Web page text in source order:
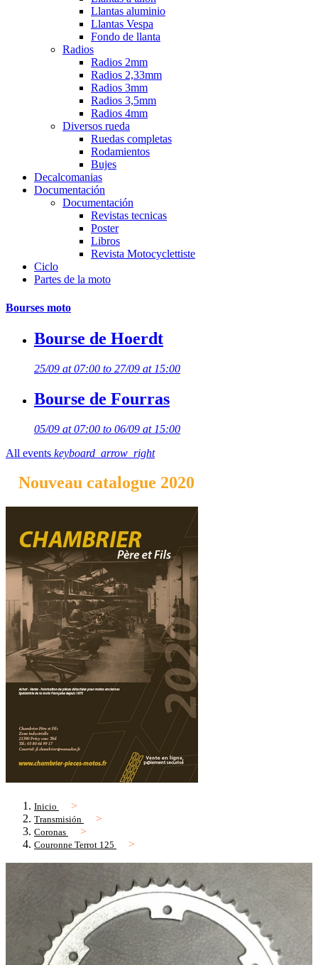
Llantas aluminio
Llantas Vespa
Fondo de llanta
Radios
Radios 2mm
Radios 2,33mm
Radios 3mm
Radios 3,5mm
Radios 4mm
Diversos rueda
Ruedas completas
Rodamientos
Bujes
Decalcomanias
Documentación
Documentación
Revistas tecnicas
Poster
Libros
Revista Motocyclettiste
Ciclo
Partes de la moto
Bourses moto
Bourse de Hoerdt
25/09 at 07:00 to 27/09 at 15:00
Bourse de Fourras
05/09 at 07:00 to 06/09 at 15:00
All events keyboard_arrow_right
Nouveau catalogue 2020
Inicio
Transmisión
Coronas
Couronne Terrot 125